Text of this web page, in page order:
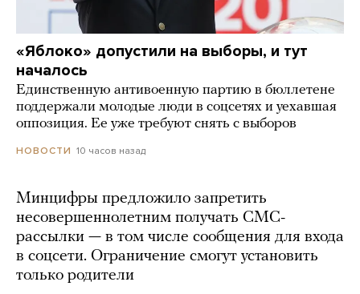
«Яблоко» допустили на выборы, и тут
началось
Единственную антивоенную партию в бюллетене
поддержали молодые люди в соцсетях и уехавшая
оппозиция. Ее уже требуют снять с выборов
НОВОСТИ 10 часов назад
Минцифры предложило запретить
несовершеннолетним получать СМС-
рассылки — в том числе сообщения для входа
в соцсети. Ограничение смогут установить
только родители